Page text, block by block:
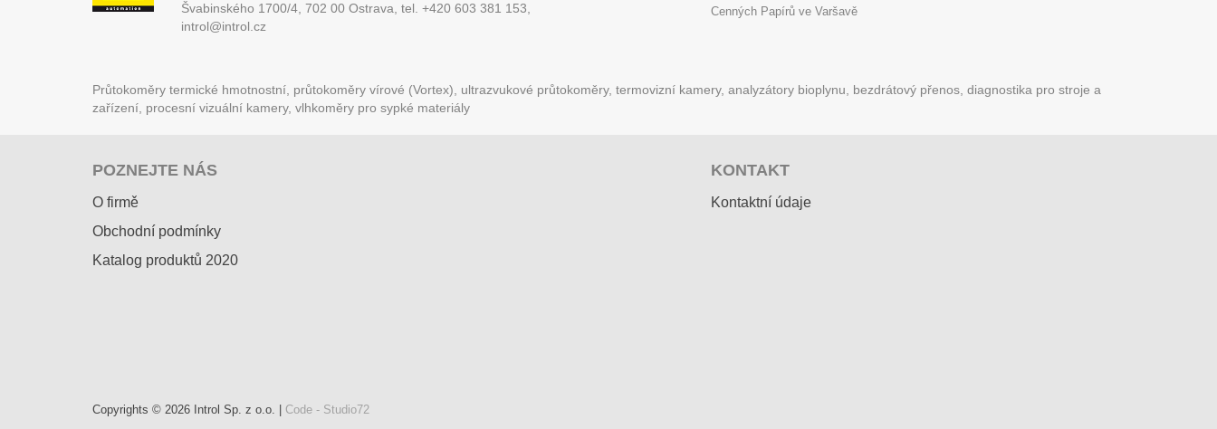
Švabinského 1700/4, 702 00 Ostrava, tel. +420 603 381 153,
introl@introl.cz
Cenných Papírů ve Varšavě
Průtokoměry termické hmotnostní, průtokoměry vírové (Vortex), ultrazvukové průtokoměry, termovizní kamery, analyzátory bioplynu, bezdrátový přenos, diagnostika pro stroje a
zařízení, procesní vizuální kamery, vlhkoměry pro sypké materiály
POZNEJTE NÁS
O firmě
Obchodní podmínky
Katalog produktů 2020
KONTAKT
Kontaktní údaje
Copyrights © 2026 Introl Sp. z o.o. | Code - Studio72